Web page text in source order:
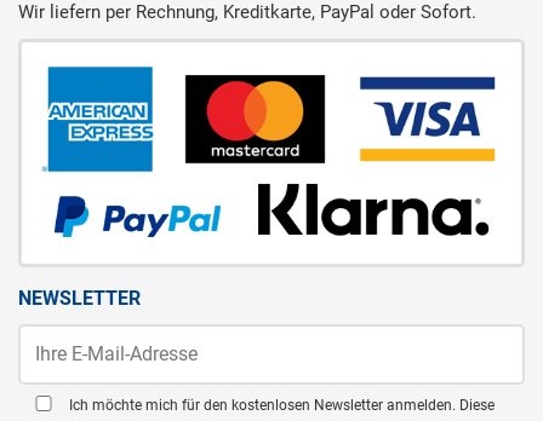
Wir liefern per Rechnung, Kreditkarte, PayPal oder Sofort.
NEWSLETTER
Ich möchte mich für den kostenlosen Newsletter anmelden. Diese